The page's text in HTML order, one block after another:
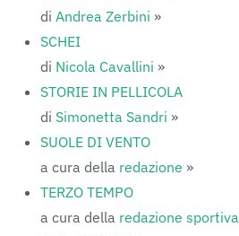
di Andrea Zerbini »
SCHEI
di Nicola Cavallini »
STORIE IN PELLICOLA
di Simonetta Sandri »
SUOLE DI VENTO
a cura della redazione »
TERZO TEMPO
a cura della redazione sportiva